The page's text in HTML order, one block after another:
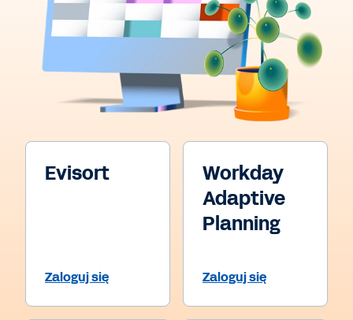
Evisort
Zaloguj się
Workday
Adaptive
Planning
Zaloguj się